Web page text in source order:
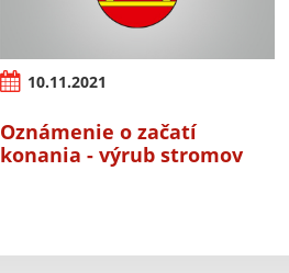
10.11.2021
Oznámenie o začatí
konania - výrub stromov